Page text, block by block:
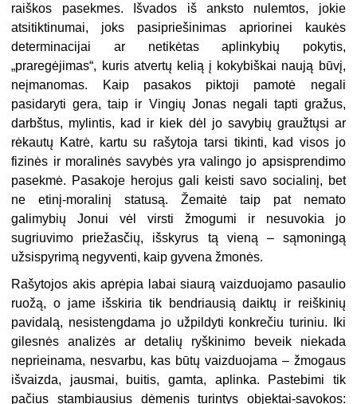
raiškos pasekmes. Išvados iš anksto nulemtos, jokie
atsitiktinumai, joks pasipriešinimas apriorinei kaukės
determinacijai ar netikėtas aplinkybių pokytis,
„praregėjimas“, kuris atvertų kelią į kokybiškai naują būvį,
neįmanomas. Kaip pasakos piktoji pamotė negali
pasidaryti gera, taip ir Vingių Jonas negali tapti gražus,
darbštus, mylintis, kad ir kiek dėl jo savybių graužtųsi ar
rėkautų Katrė, kartu su rašytoja tarsi tikinti, kad visos jo
fizinės ir moralinės savybės yra valingo jo apsisprendimo
pasekmė. Pasakoje herojus gali keisti savo socialinį, bet
ne etinį-moralinį statusą. Žemaitė taip pat nemato
galimybių Jonui vėl virsti žmogumi ir nesuvokia jo
sugriuvimo priežasčių, išskyrus tą vieną – sąmoningą
užsispyrimą negyventi, kaip gyvena žmonės.
Rašytojos akis aprėpia labai siaurą vaizduojamo pasaulio
ruožą, o jame išskiria tik bendriausią daiktų ir reiškinių
pavidalą, nesistengdama jo užpildyti konkrečiu turiniu. Iki
gilesnės analizės ar detalių ryškinimo beveik niekada
neprieinama, nesvarbu, kas būtų vaizduojama – žmogaus
išvaizda, jausmai, buitis, gamta, aplinka. Pastebimi tik
pačius stambiausius dėmenis turintys objektai-sąvokos: